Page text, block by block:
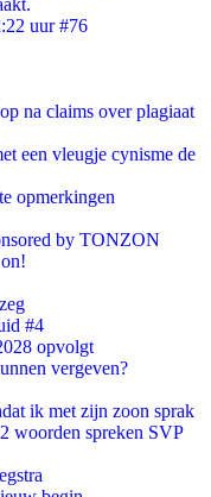
uur #76
na claims over plagiaat
een vleugje cynisme de
opmerkingen
by TONZON
#4
opvolgt
vergeven?
ik met zijn zoon sprak
woorden spreken SVP